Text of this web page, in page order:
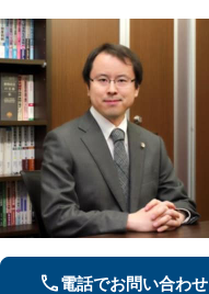
電話でお問い合わせ